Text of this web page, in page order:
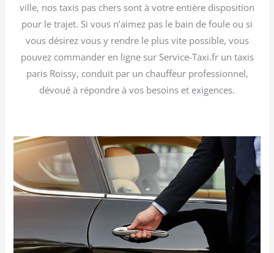
ville, nos taxis pas chers sont à votre entière disposition
pour le trajet. Si vous n’aimez pas le bain de foule ou si
vous désirez vous y rendre le plus vite possible, vous
pouvez commander en ligne sur Service-Taxi.fr un taxis
paris Roissy, conduit par un chauffeur professionnel,
dévoué à répondre à vos besoins et exigences.